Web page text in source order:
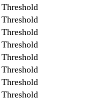
Threshold
Threshold
Threshold
Threshold
Threshold
Threshold
Threshold
Threshold